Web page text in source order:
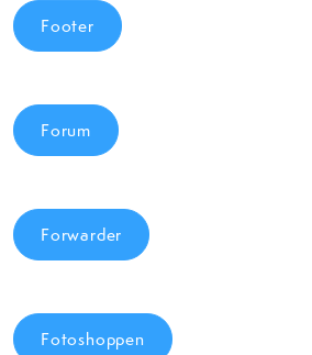
Footer
Forum
Forwarder
Fotoshoppen